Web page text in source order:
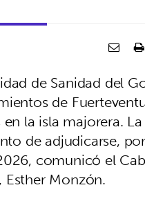
de Sanidad del
de
la isla majorera.
de adjudicarse,
comunicó el
Monzón.